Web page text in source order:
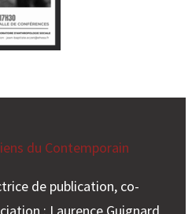
du Contemporain
de publication, co-
: Laurence Guignard